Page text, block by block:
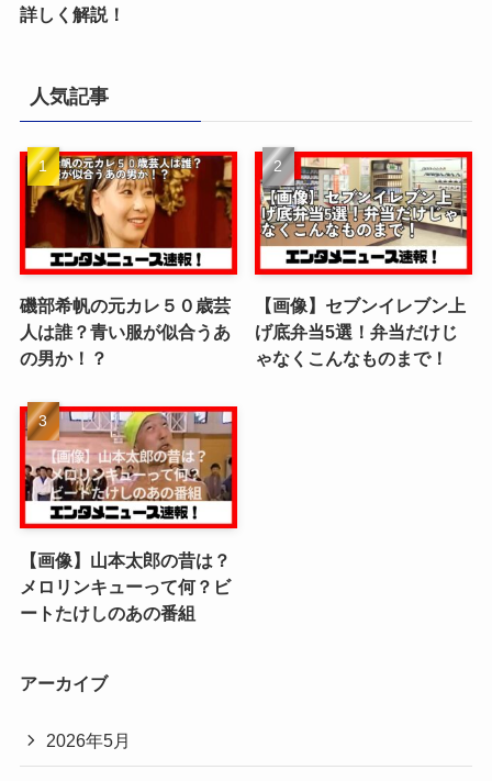
詳しく解説！
人気記事
磯部希帆の元カレ５０歳芸
人は誰？青い服が似合うあ
の男か！？
【画像】セブンイレブン上
げ底弁当5選！弁当だけじ
ゃなくこんなものまで！
【画像】山本太郎の昔は？
メロリンキューって何？ビ
ートたけしのあの番組
アーカイブ
2026年5月